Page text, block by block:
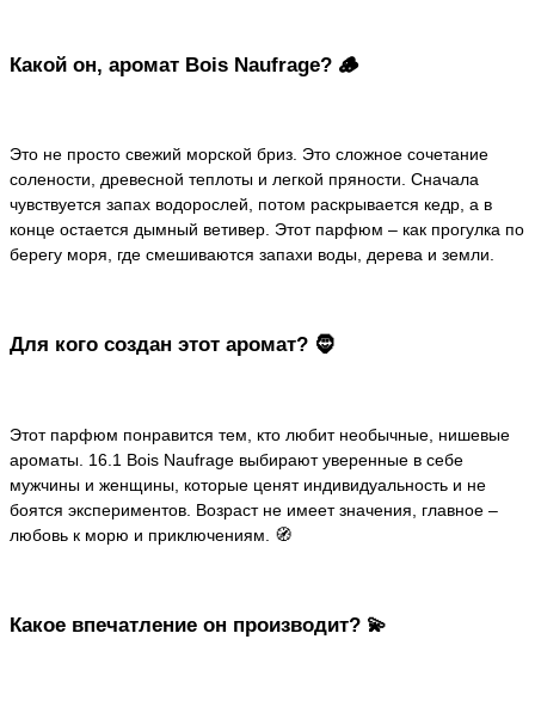
Какой он, аромат Bois Naufrage? 🪵
Это не просто свежий морской бриз. Это сложное сочетание
солености, древесной теплоты и легкой пряности. Сначала
чувствуется запах водорослей, потом раскрывается кедр, а в
конце остается дымный ветивер. Этот парфюм – как прогулка по
берегу моря, где смешиваются запахи воды, дерева и земли.
Для кого создан этот аромат? 🧔
Этот парфюм понравится тем, кто любит необычные, нишевые
ароматы. 16.1 Bois Naufrage выбирают уверенные в себе
мужчины и женщины, которые ценят индивидуальность и не
боятся экспериментов. Возраст не имеет значения, главное –
любовь к морю и приключениям. 🧭
Какое впечатление он производит? 💫